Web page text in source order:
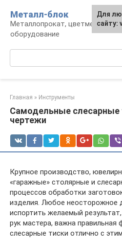
контенту
Металл-блок
Металлопрокат, цветмет,
оборудование
Главная » Инструменты
Самодельные слесарные
чертежи
Крупное производство,
«гаражные» столярные и
процессов обработки
изделия. Любое неосторожное
испортить желаемый
рук мастера, важна правильная
слесарные тиски отлично с
Для
сайту: